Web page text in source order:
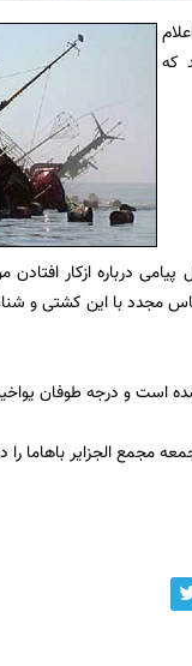
که
به وقت محلی با ارسال پیامی درباره
مجدد با این کشتی و